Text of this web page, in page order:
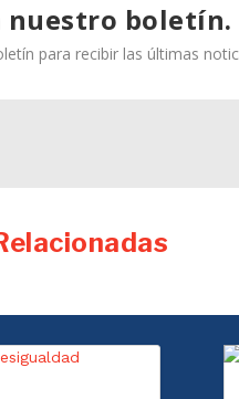
nuestro boletín.
para recibir las últimas